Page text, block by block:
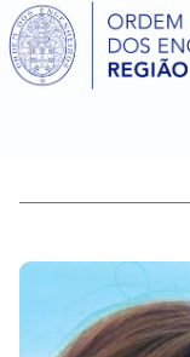
A OERN